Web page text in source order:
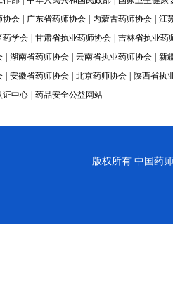
协会 广东省药师协会 内蒙古药师协会
江
药学会
甘肃省执业药师协会
吉林省执业药
湖南省药师协会 云南省执业药师协会
新
安徽省药师协会 北京药师协会
陕西省执
证中心 药品安全公益网站
版权所有 中国药